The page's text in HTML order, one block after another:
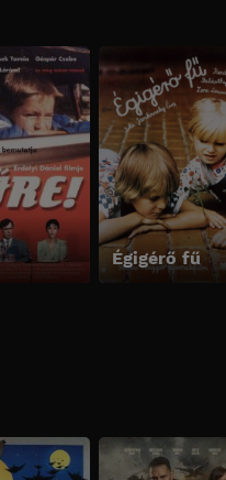
Égigérő fű